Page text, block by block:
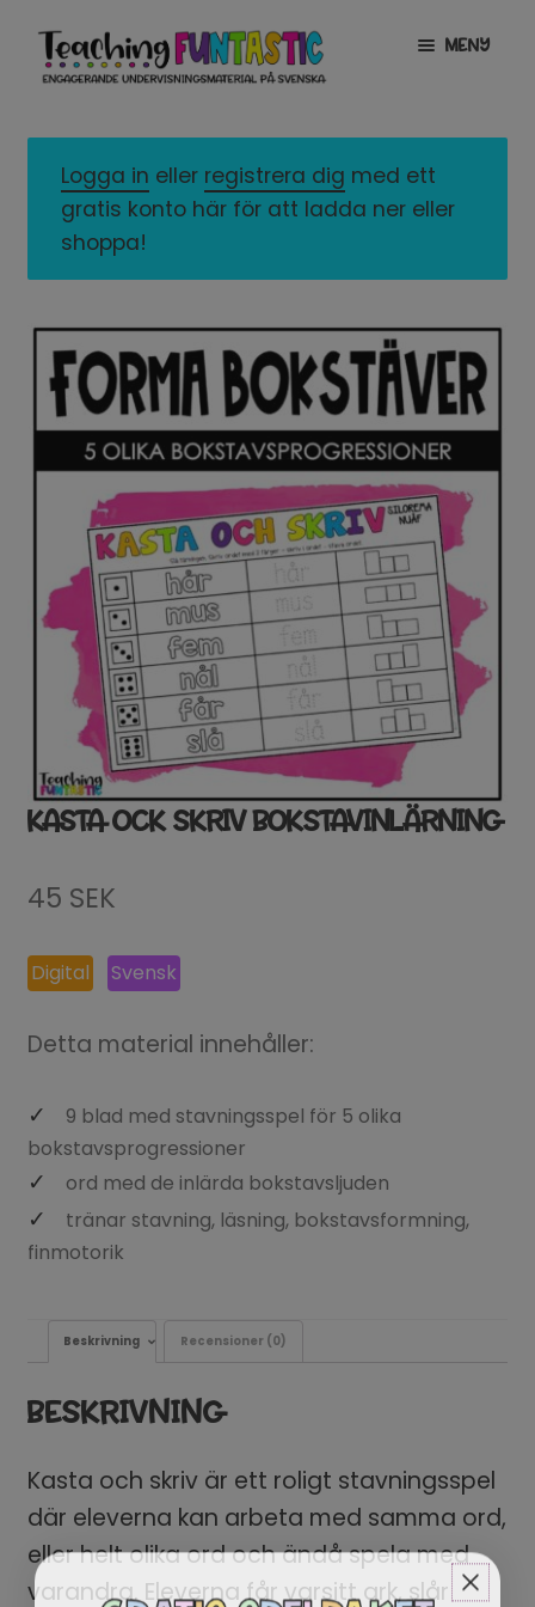
Hoppa
till
navigering
Gå
till
innehåll
MENY
MITT KONTO
GRATISMATERIAL
LICENSER
EXPANDERA
UNDERMENY
TYPSNITT
Logga in eller registrera dig med ett
gratis konto här för att ladda ner eller
shoppa!
KASTA OCK SKRIV BOKSTAVINLÄRNING
45 SEK
Digital Svensk
Detta material innehåller:
9 blad med stavningsspel för 5 olika
bokstavsprogressioner
ord med de inlärda bokstavsljuden
tränar stavning, läsning, bokstavsformning,
finmotorik
Beskrivning Recensioner (0)
BESKRIVNING
Kasta och skriv är ett roligt stavningsspel
där eleverna kan arbeta med samma ord,
eller helt olika ord och ändå spela med
varandra. Eleverna får varsitt ark, slår